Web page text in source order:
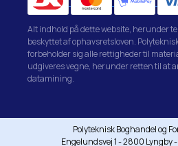
Alt indhold på dette website, herunder
beskyttet af ophavsretsloven.
forbeholder sig alle rettigheder til
udgiveres vegne, herunder retten til at
datamining.
Polyteknisk Boghandel og
Engelundsvej 1 - 2800 Lyngby